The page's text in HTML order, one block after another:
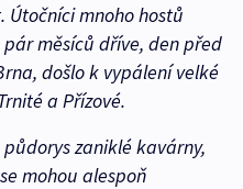
Útočníci mnoho hostů
měsíců dříve, den před
došlo k vypálení velké
a Přízové.
zaniklé kavárny,
mohou alespoň